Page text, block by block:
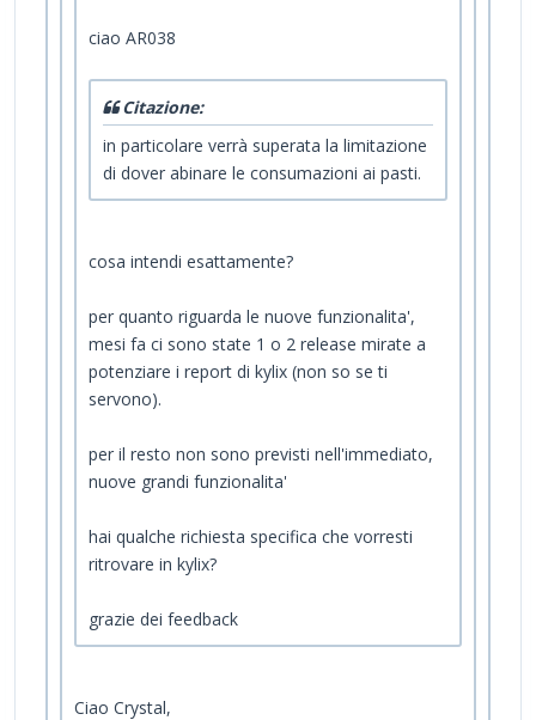
ciao AR038
Citazione:
in particolare verrà superata la limitazione
di dover abinare le consumazioni ai pasti.
cosa intendi esattamente?
per quanto riguarda le nuove funzionalita',
mesi fa ci sono state 1 o 2 release mirate a
potenziare i report di kylix (non so se ti
servono).
per il resto non sono previsti nell'immediato,
nuove grandi funzionalita'
hai qualche richiesta specifica che vorresti
ritrovare in kylix?
grazie dei feedback
Ciao Crystal,